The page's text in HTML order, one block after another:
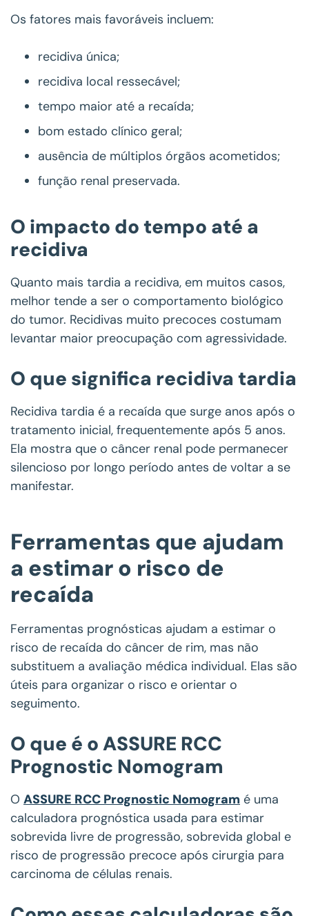
Os fatores mais favoráveis incluem:
recidiva única;
recidiva local ressecável;
tempo maior até a recaída;
bom estado clínico geral;
ausência de múltiplos órgãos acometidos;
função renal preservada.
O impacto do tempo até a
recidiva
Quanto mais tardia a recidiva, em muitos casos,
melhor tende a ser o comportamento biológico
do tumor. Recidivas muito precoces costumam
levantar maior preocupação com agressividade.
O que significa recidiva tardia
Recidiva tardia é a recaída que surge anos após o
tratamento inicial, frequentemente após 5 anos.
Ela mostra que o câncer renal pode permanecer
silencioso por longo período antes de voltar a se
manifestar.
Ferramentas que ajudam
a estimar o risco de
recaída
Ferramentas prognósticas ajudam a estimar o
risco de recaída do câncer de rim, mas não
substituem a avaliação médica individual. Elas são
úteis para organizar o risco e orientar o
seguimento.
O que é o ASSURE RCC
Prognostic Nomogram
O ASSURE RCC Prognostic Nomogram é uma
calculadora prognóstica usada para estimar
sobrevida livre de progressão, sobrevida global e
risco de progressão precoce após cirurgia para
carcinoma de células renais.